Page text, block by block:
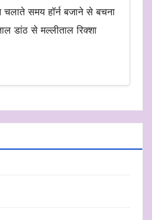
चलाते समय हॉर्न बजाने से बचना
डांठ से मल्लीताल रिक्शा